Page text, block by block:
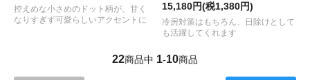
控えめな小さめのドット柄が、甘く
なりすぎず可愛らしいアクセントに
15,180円(税1,380円)
冷房対策はもちろん、日除けとして
も活躍してくれます
22商品中 1-10商品